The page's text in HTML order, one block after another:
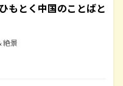
もとく中国のことばと
絶景